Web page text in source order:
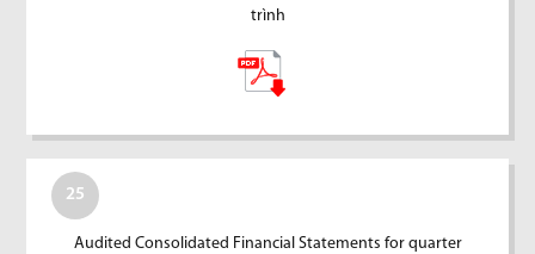
trình
25
Audited Consolidated Financial Statements for quarter